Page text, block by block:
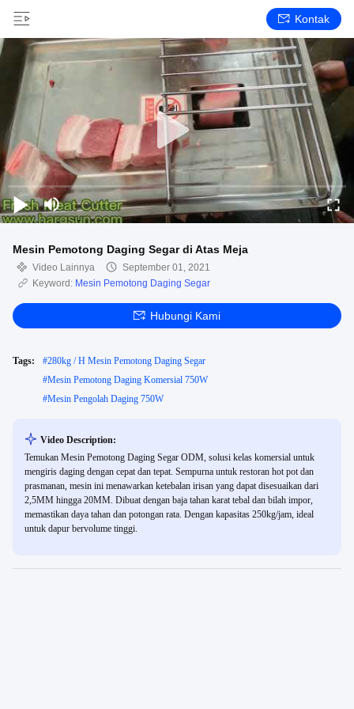
Kontak
Mesin Pemotong Daging Segar di Atas Meja
Video Lainnya
September 01, 2021
Keyword: Mesin Pemotong Daging Segar
Hubungi Kami
Tags: #280kg / H Mesin Pemotong Daging Segar
#Mesin Pemotong Daging Komersial 750W
#Mesin Pengolah Daging 750W
Video Description:
Temukan Mesin Pemotong Daging Segar ODM, solusi kelas komersial untuk
mengiris daging dengan cepat dan tepat. Sempurna untuk restoran hot pot dan
prasmanan, mesin ini menawarkan ketebalan irisan yang dapat disesuaikan dari
2,5MM hingga 20MM. Dibuat dengan baja tahan karat tebal dan bilah impor,
memastikan daya tahan dan potongan rata. Dengan kapasitas 250kg/jam, ideal
untuk dapur bervolume tinggi.